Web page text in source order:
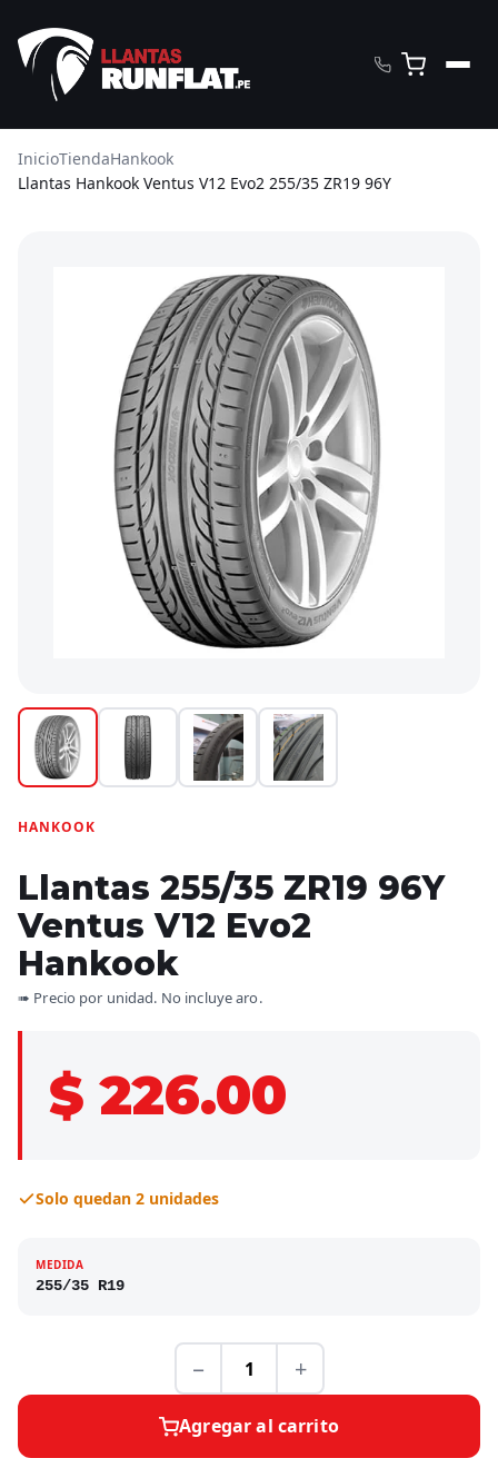
InicioTiendaHankook
Llantas Hankook Ventus V12 Evo2 255/35 ZR19 96Y
HANKOOK
Llantas 255/35 ZR19 96Y
Ventus V12 Evo2
Hankook
➠ Precio por unidad. No incluye aro.
$ 226.00
Solo quedan 2 unidades
MEDIDA
255/35 R19
− +
Agregar al carrito